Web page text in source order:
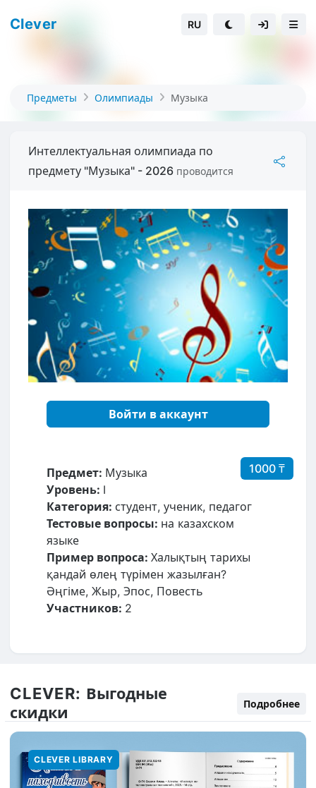
Clever RU
Предметы Олимпиады Музыка
Интеллектуальная олимпиада по
предмету "Музыка" - 2026 проводится
Войти в аккаунт
1000 ₸
Предмет: Музыка
Уровень: I
Категория: студент, ученик, педагог
Тестовые вопросы: на казахском
языке
Пример вопроса: Халықтың тарихы
қандай өлең түрімен жазылған?
Əңгіме, Жыр, Эпос, Повесть
Участников: 2
CLEVER: Выгодные
скидки
Подробнее
CLEVER LIBRARY